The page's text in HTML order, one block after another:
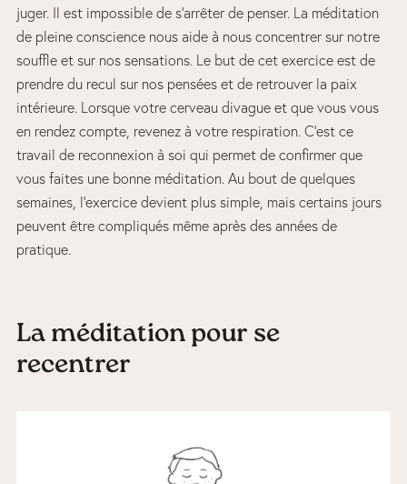
juger. Il est impossible de s’arrêter de penser. La méditation
de pleine conscience nous aide à nous concentrer sur notre
souffle et sur nos sensations. Le but de cet exercice est de
prendre du recul sur nos pensées et de retrouver la paix
intérieure. Lorsque votre cerveau divague et que vous vous
en rendez compte, revenez à votre respiration. C’est ce
travail de reconnexion à soi qui permet de confirmer que
vous faites une bonne méditation. Au bout de quelques
semaines, l’exercice devient plus simple, mais certains jours
peuvent être compliqués même après des années de
pratique.
La méditation pour se
recentrer